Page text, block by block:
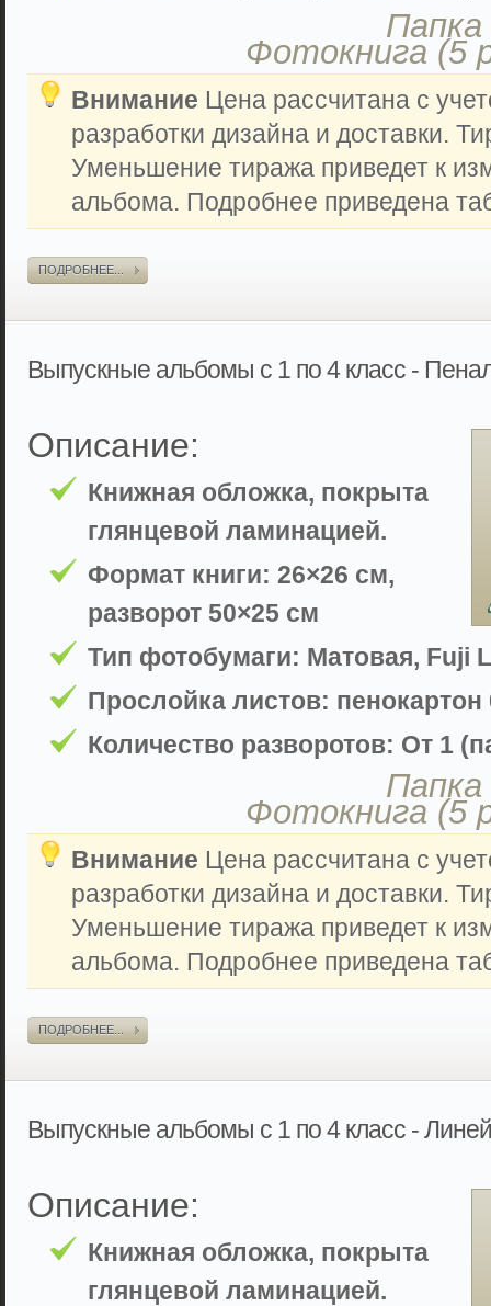
Фотокнига (5
Внимание Цена рассчитана с
разработки дизайна и доставки.
Уменьшение тиража приведет к
альбома. Подробнее приведена
ПОДРОБНЕЕ...
Выпускные альбомы с 1 по 4 класс -
Описание:
Книжная обложка, покрыта
глянцевой ламинацией.
Формат книги: 26×26 см,
разворот 50×25 см
Тип фотобумаги: Матовая, Fuji
Прослойка листов:
Количество разворотов: От 1
Фотокнига (5
Внимание Цена рассчитана с
разработки дизайна и доставки.
Уменьшение тиража приведет к
альбома. Подробнее приведена
ПОДРОБНЕЕ...
Выпускные альбомы с 1 по 4 класс -
Описание:
Книжная обложка, покрыта
глянцевой ламинацией.